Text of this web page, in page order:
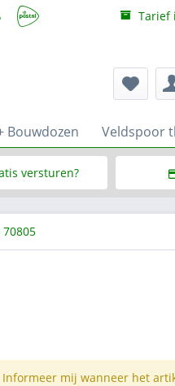
Tarief
Bouwdozen Veldspoor
versturen?
Informeer mij wanneer het